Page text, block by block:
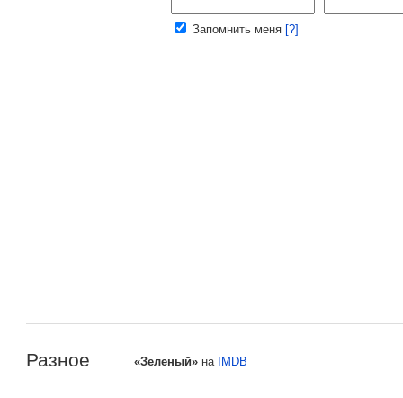
Запомнить меня [?]
Разное «Зеленый» на IMDB